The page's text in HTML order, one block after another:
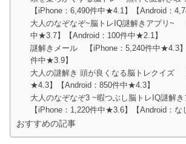
【iPhone：6,490件中★4.1】【Android：
大人のなぞなぞ~脳トレIQ謎解きアプリ~
中★3.7】【Android：100件中★2.1】
謎解きメール 【iPhone：5,240件中★4.3
件中★3.9】
大人の謎解き 頭が良くなる脳トレクイズ
★4.3】【Android：850件中★4.3】
大人のなぞなぞ3 ~暇つぶし脳トレIQ謎解
【iPhone：1,220件中★3.6】【Android：な
おすすめの記事